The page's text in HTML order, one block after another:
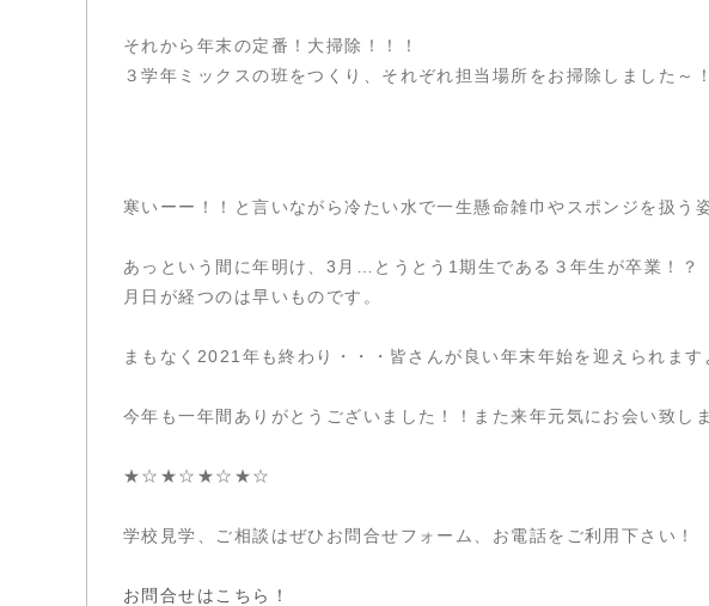
それから年末の定番！大掃除！！！
３学年ミックスの班をつくり、それぞれ担当場所をお掃除しました～！
寒いーー！！と言いながら冷たい水で一生懸命雑巾やスポンジを扱う
あっという間に年明け、3月…とうとう1期生である３年生が卒業！？
月日が経つのは早いものです。
まもなく2021年も終わり・・・皆さんが良い年末年始を迎えられます
今年も一年間ありがとうございました！！また来年元気にお会い致し
★☆★☆★☆★☆
学校見学、ご相談はぜひお問合せフォーム、お電話をご利用下さい！
お問合せはこちら！